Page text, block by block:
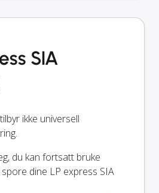
SIA
ikke universell
du kan fortsatt bruke
dine LP express SIA